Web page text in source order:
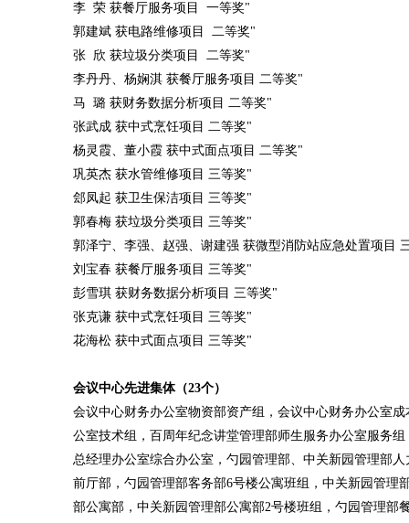
李 荣 获餐厅服务项目 一等奖"
郭建斌 获电路维修项目 二等奖"
张 欣 获垃圾分类项目 二等奖"
李丹丹、杨娴淇 获餐厅服务项目 二等奖"
马 璐 获财务数据分析项目 二等奖"
张武成 获中式烹饪项目 二等奖"
杨灵霞、董小霞 获中式面点项目 二等奖"
巩英杰 获水管维修项目 三等奖"
郐凤起 获卫生保洁项目 三等奖"
郭春梅 获垃圾分类项目 三等奖"
郭泽宁、李强、赵强、谢建强 获微型消防站应急处置项目
刘宝春 获餐厅服务项目 三等奖"
彭雪琪 获财务数据分析项目 三等奖"
张克谦 获中式烹饪项目 三等奖"
花海松 获中式面点项目 三等奖"
会议中心先进集体（23个）
会议中心财务办公室物资部资产组，会议中心财务办公室
公室技术组，百周年纪念讲堂管理部师生服务办公室服务
总经理办公室综合办公室，勺园管理部、中关新园管理部
前厅部，勺园管理部客务部6号楼公寓班组，中关新园管理
部公寓部，中关新园管理部公寓部2号楼班组，勺园管理